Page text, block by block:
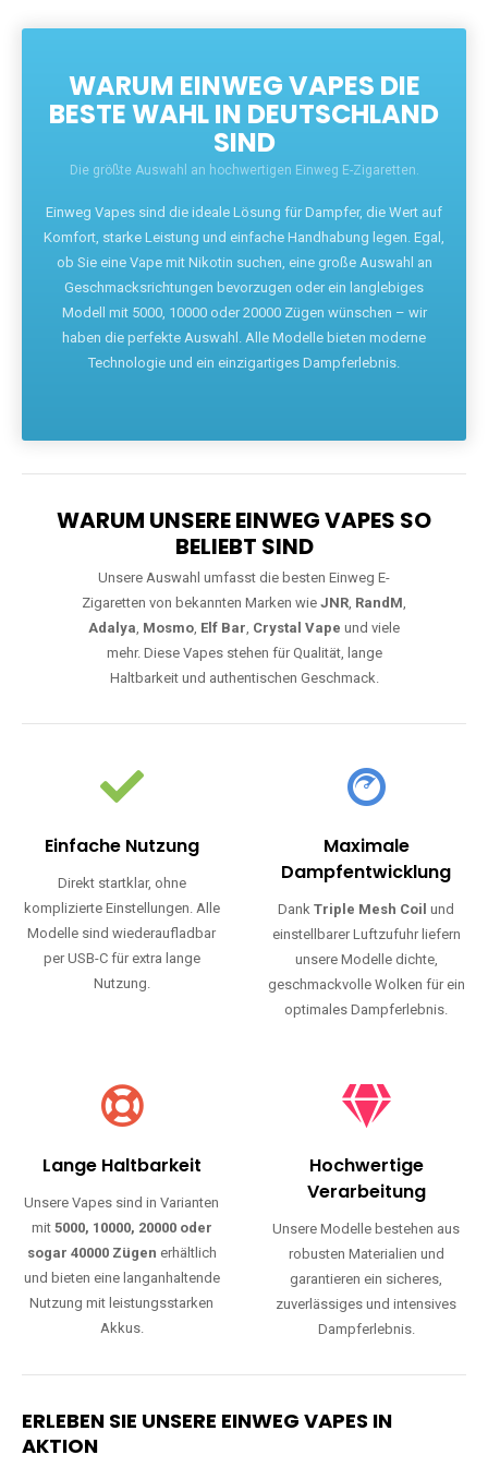
WARUM EINWEG VAPES DIE
BESTE WAHL IN DEUTSCHLAND
SIND
Die größte Auswahl an hochwertigen Einweg E-Zigaretten.
Einweg Vapes sind die ideale Lösung für Dampfer, die Wert auf
Komfort, starke Leistung und einfache Handhabung legen. Egal,
ob Sie eine Vape mit Nikotin suchen, eine große Auswahl an
Geschmacksrichtungen bevorzugen oder ein langlebiges
Modell mit 5000, 10000 oder 20000 Zügen wünschen – wir
haben die perfekte Auswahl. Alle Modelle bieten moderne
Technologie und ein einzigartiges Dampferlebnis.
WARUM UNSERE EINWEG VAPES SO
BELIEBT SIND
Unsere Auswahl umfasst die besten Einweg E-
Zigaretten von bekannten Marken wie JNR, RandM,
Adalya, Mosmo, Elf Bar, Crystal Vape und viele
mehr. Diese Vapes stehen für Qualität, lange
Haltbarkeit und authentischen Geschmack.
Einfache Nutzung
Direkt startklar, ohne
komplizierte Einstellungen. Alle
Modelle sind wiederaufladbar
per USB-C für extra lange
Nutzung.
Maximale
Dampfentwicklung
DankTriple Mesh Coil und
einstellbarer Luftzufuhr liefern
unsere Modelle dichte,
geschmackvolle Wolken für ein
optimales Dampferlebnis.
Lange Haltbarkeit
Unsere Vapes sind in Varianten
mit 5000, 10000, 20000 oder
sogar 40000 Zügen erhältlich
und bieten eine langanhaltende
Nutzung mit leistungsstarken
Akkus.
Hochwertige
Verarbeitung
Unsere Modelle bestehen aus
robusten Materialien und
garantieren ein sicheres,
zuverlässiges und intensives
Dampferlebnis.
ERLEBEN SIE UNSERE EINWEG VAPES IN
AKTION